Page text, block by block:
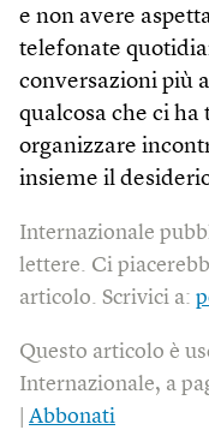
e non avere
telefonate
conversazioni più
qualcosa che ci
organizzare
insieme il
Internazionale
lettere. Ci
articolo. Scrivici a:
Questo articolo è
Internazionale, a
Abbonati